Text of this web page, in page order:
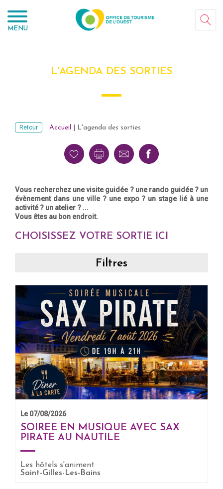
MENU
L'AGENDA DES SORTIES
Retour Accueil L'agenda des sorties
Vous recherchez une visite guidée ? une rando guidée ? un
évènement dans une ville ? une expo ? un stage lié à une
activité ? un atelier ? ...
Vous êtes au bon endroit.
CHOISISSEZ VOTRE SORTIE ICI
Filtres
Le 07/08/2026
SOIREE EN MUSIQUE AVEC SAX
PIRATE AU NAUTILE
Les hôtels s'animent
Saint-Gilles-Les-Bains